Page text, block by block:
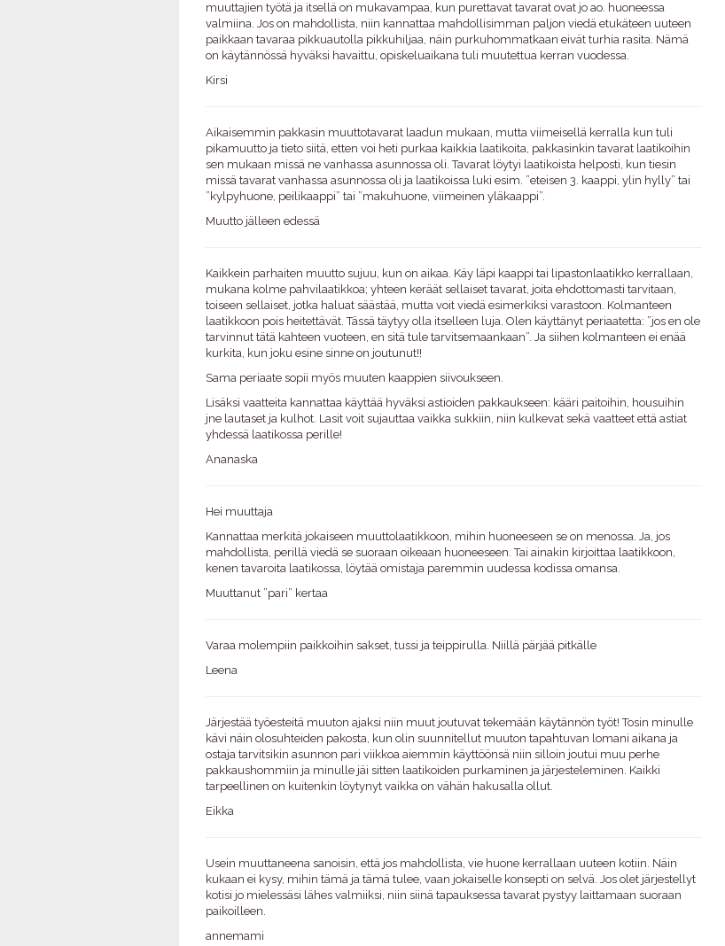
muuttajien työtä ja itsellä on mukavampaa, kun purettavat tavarat ovat jo ao. huoneessa
valmiina. Jos on mahdollista, niin kannattaa mahdollisimman paljon viedä etukäteen uuteen
paikkaan tavaraa pikkuautolla pikkuhiljaa, näin purkuhommatkaan eivät turhia rasita. Nämä
on käytännössä hyväksi havaittu, opiskeluaikana tuli muutettua kerran vuodessa.
Kirsi
Aikaisemmin pakkasin muuttotavarat laadun mukaan, mutta viimeisellä kerralla kun tuli
pikamuutto ja tieto siitä, etten voi heti purkaa kaikkia laatikoita, pakkasinkin tavarat laatikoihin
sen mukaan missä ne vanhassa asunnossa oli. Tavarat löytyi laatikoista helposti, kun tiesin
missä tavarat vanhassa asunnossa oli ja laatikoissa luki esim. ”eteisen 3. kaappi, ylin hylly” tai
”kylpyhuone, peilikaappi” tai ”makuhuone, viimeinen yläkaappi”.
Muutto jälleen edessä
Kaikkein parhaiten muutto sujuu, kun on aikaa. Käy läpi kaappi tai lipastonlaatikko kerrallaan,
mukana kolme pahvilaatikkoa; yhteen keräät sellaiset tavarat, joita ehdottomasti tarvitaan,
toiseen sellaiset, jotka haluat säästää, mutta voit viedä esimerkiksi varastoon. Kolmanteen
laatikkoon pois heitettävät. Tässä täytyy olla itselleen luja. Olen käyttänyt periaatetta: ”jos en ole
tarvinnut tätä kahteen vuoteen, en sitä tule tarvitsemaankaan”. Ja siihen kolmanteen ei enää
kurkita, kun joku esine sinne on joutunut!!
Sama periaate sopii myös muuten kaappien siivoukseen.
Lisäksi vaatteita kannattaa käyttää hyväksi astioiden pakkaukseen: kääri paitoihin, housuihin
jne lautaset ja kulhot. Lasit voit sujauttaa vaikka sukkiin, niin kulkevat sekä vaatteet että astiat
yhdessä laatikossa perille!
Ananaska
Hei muuttaja
Kannattaa merkitä jokaiseen muuttolaatikkoon, mihin huoneeseen se on menossa. Ja, jos
mahdollista, perillä viedä se suoraan oikeaan huoneeseen. Tai ainakin kirjoittaa laatikkoon,
kenen tavaroita laatikossa, löytää omistaja paremmin uudessa kodissa omansa.
Muuttanut ”pari” kertaa
Varaa molempiin paikkoihin sakset, tussi ja teippirulla. Niillä pärjää pitkälle
Leena
Järjestää työesteitä muuton ajaksi niin muut joutuvat tekemään käytännön työt! Tosin minulle
kävi näin olosuhteiden pakosta, kun olin suunnitellut muuton tapahtuvan lomani aikana ja
ostaja tarvitsikin asunnon pari viikkoa aiemmin käyttöönsä niin silloin joutui muu perhe
pakkaushommiin ja minulle jäi sitten laatikoiden purkaminen ja järjesteleminen. Kaikki
tarpeellinen on kuitenkin löytynyt vaikka on vähän hakusalla ollut.
Eikka
Usein muuttaneena sanoisin, että jos mahdollista, vie huone kerrallaan uuteen kotiin. Näin
kukaan ei kysy, mihin tämä ja tämä tulee, vaan jokaiselle konsepti on selvä. Jos olet järjestellyt
kotisi jo mielessäsi lähes valmiiksi, niin siinä tapauksessa tavarat pystyy laittamaan suoraan
paikoilleen.
annemami